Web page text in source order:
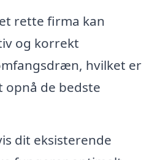
rette firma kan
og korrekt
hvilket er
opnå de bedste
dit eksisterende